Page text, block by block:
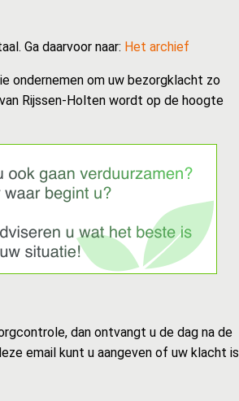
Ga daarvoor naar: Het archief
ondernemen om uw bezorgklacht zo
Rijssen-Holten wordt op de hoogte
dan ontvangt u de dag na de
email kunt u aangeven of uw klacht is